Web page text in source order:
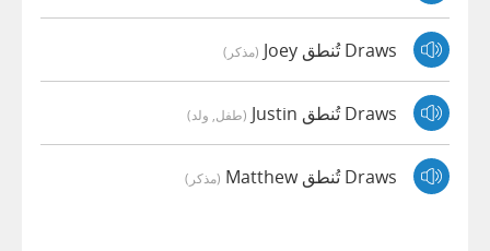
Draws تُنطق Joey (مذكر)
Draws تُنطق Justin (طفل, ولد)
Draws تُنطق Matthew (مذكر)